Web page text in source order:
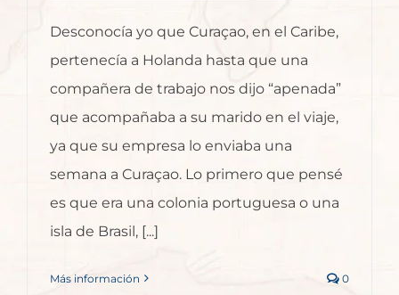
Desconocía yo que Curaçao, en el Caribe,
pertenecía a Holanda hasta que una
compañera de trabajo nos dijo “apenada”
que acompañaba a su marido en el viaje,
ya que su empresa lo enviaba una
semana a Curaçao. Lo primero que pensé
es que era una colonia portuguesa o una
isla de Brasil, [...]
Más información 0